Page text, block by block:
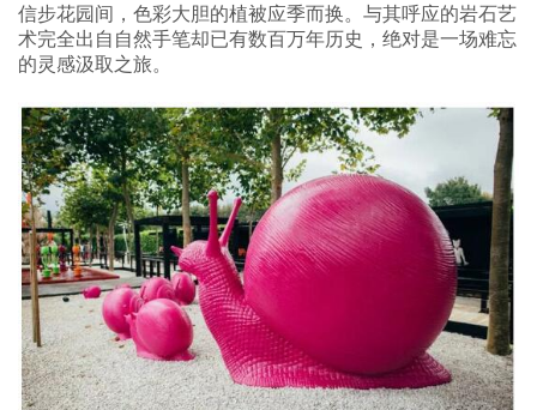
信步花园间，色彩大胆的植被应季而换。与其呼应的岩石艺
术完全出自自然手笔却已有数百万年历史，绝对是一场难忘
的灵感汲取之旅。